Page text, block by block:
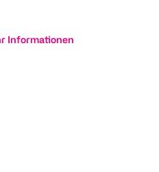
Informationen